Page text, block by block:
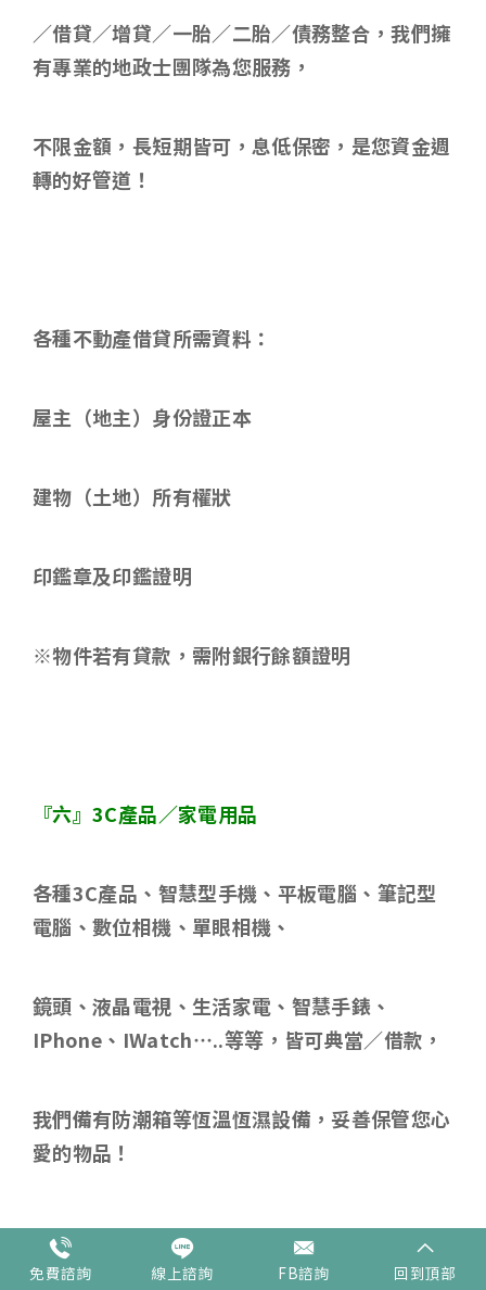
／借貸／增貸／一胎／二胎／債務整合，我們擁
有專業的地政士團隊為您服務，
不限金額，長短期皆可，息低保密，是您資金週
轉的好管道！
各種不動產借貸所需資料 ：
屋主（地主）身份證正本
建物（土地）所有權狀
印鑑章及印鑑證明
※物件若有貸款，需附銀行餘額證明
『六』3C產品／家電用品
各種3C產品、智慧型手機、平板電腦、筆記型
電腦、數位相機、單眼相機、
鏡頭、液晶電視、生活家電、智慧手錶、
IPhone 、 IWatch…..等等，皆可典當／借款，
我們備有防潮箱等恆溫恆濕設備，妥善保管您心
愛的物品！
免費諮詢 線上諮詢 FB諮詢 回到頂部